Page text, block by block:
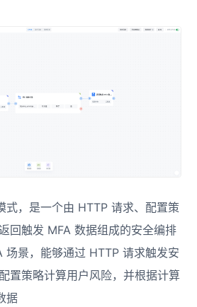
式，是一个由 HTTP 请求、配置策
回触发 MFA 数据组成的安全编排
场景，能够通过 HTTP 请求触发安
置策略计算用户风险，并根据计算
据